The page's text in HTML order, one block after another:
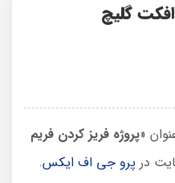
افکت گلیچ
«پروژه فریز کردن فریم
پرو جی اف ایکس.